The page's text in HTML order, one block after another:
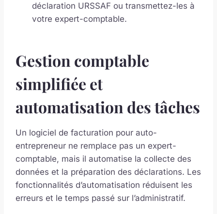
déclaration URSSAF ou transmettez-les à
votre expert-comptable.
Gestion comptable
simplifiée et
automatisation des tâches
Un logiciel de facturation pour auto-
entrepreneur ne remplace pas un expert-
comptable, mais il automatise la collecte des
données et la préparation des déclarations. Les
fonctionnalités d’automatisation réduisent les
erreurs et le temps passé sur l’administratif.